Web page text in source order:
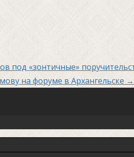
под «зонтичные»
на форуме в Архангельске →